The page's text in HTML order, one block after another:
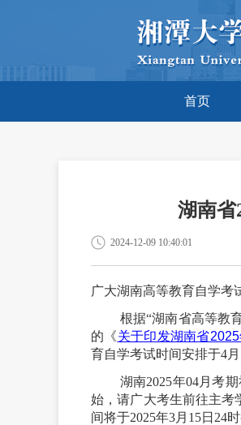
首页
湖南省
2024-12-09 10:40:01
广大湖南高等教育自学考
根据“湖南省高等教
的《关于印发湖南省2025
育自学考试时间安排于4月
湖南2025年04月考
始，请广大考生前往主考
间将于2025年3月 1 5日24